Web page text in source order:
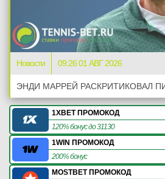
Новости 09:26 01 АВГ 2026
ЭНДИ МАРРЕЙ РАСКРИТИКОВАЛ
1XBET ПРОМОКОД
120% бонус до 31130
1WIN ПРОМОКОД
200% бонус
MOSTBET ПРОМОКОД